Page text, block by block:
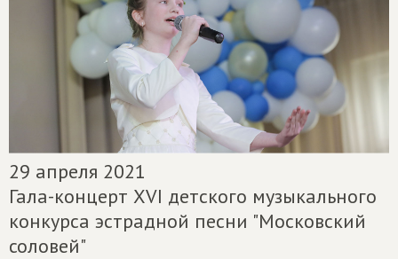
29 апреля 2021
Гала-концерт XVI детского музыкального
конкурса эстрадной песни "Московский
соловей"